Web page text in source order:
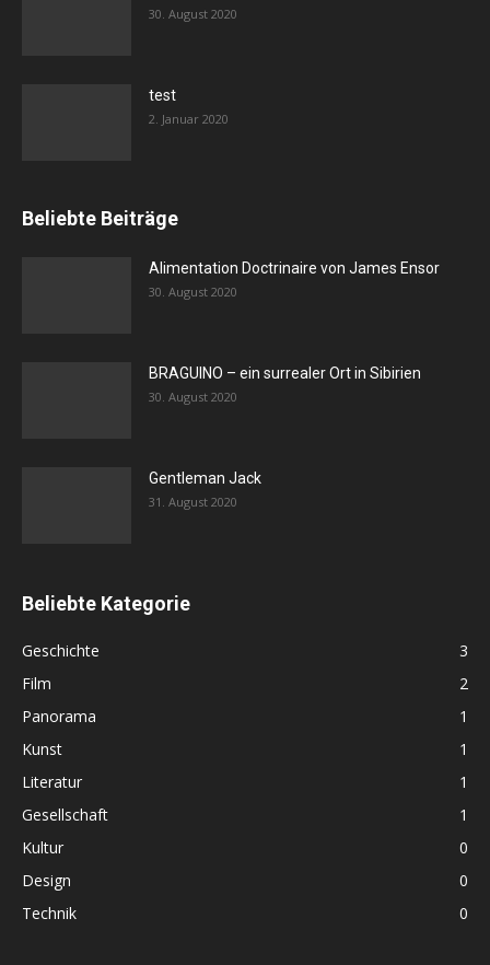
30. August 2020
test
2. Januar 2020
Beliebte Beiträge
Alimentation Doctrinaire von James Ensor
30. August 2020
BRAGUINO – ein surrealer Ort in Sibirien
30. August 2020
Gentleman Jack
31. August 2020
Beliebte Kategorie
Geschichte
3
Film
2
Panorama
1
Kunst
1
Literatur
1
Gesellschaft
1
Kultur
0
Design
0
Technik
0